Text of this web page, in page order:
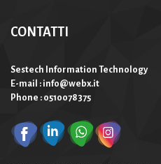
CONTATTI
Sestech Information Technology
E-mail : info@webx.it
Phone : 0510078375